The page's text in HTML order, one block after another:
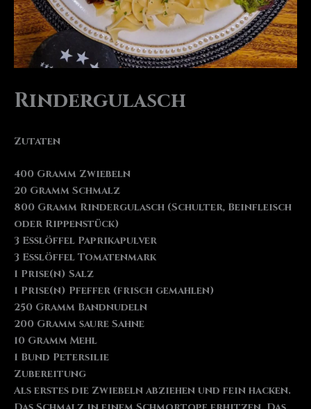
Rindergulasch
Zutaten
400 Gramm Zwiebeln
20 Gramm Schmalz
800 Gramm Rindergulasch (Schulter, Beinfleisch
oder Rippenstück)
3 Esslöffel Paprikapulver
3 Esslöffel Tomatenmark
1 Prise(n) Salz
1 Prise(n) Pfeffer (frisch gemahlen)
250 Gramm Bandnudeln
200 Gramm saure Sahne
10 Gramm Mehl
1 Bund Petersilie
Zubereitung
Als erstes die Zwiebeln abziehen und fein hacken.